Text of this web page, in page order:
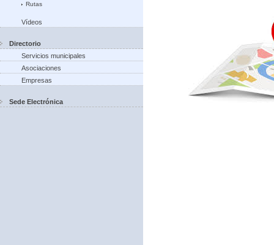
Rutas
Vídeos
Directorio
Servicios municipales
Asociaciones
Empresas
Sede Electrónica